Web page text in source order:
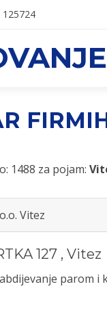
1488 za pojam:
Vitez
127 , Vitez
parom i